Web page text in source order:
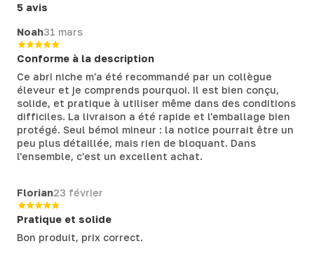
5 avis
Noah31 mars
Conforme à la description
Ce abri niche m'a été recommandé par un collègue
éleveur et je comprends pourquoi. Il est bien conçu,
solide, et pratique à utiliser même dans des conditions
difficiles. La livraison a été rapide et l'emballage bien
protégé. Seul bémol mineur : la notice pourrait être un
peu plus détaillée, mais rien de bloquant. Dans
l'ensemble, c'est un excellent achat.
Florian23 février
Pratique et solide
Bon produit, prix correct.